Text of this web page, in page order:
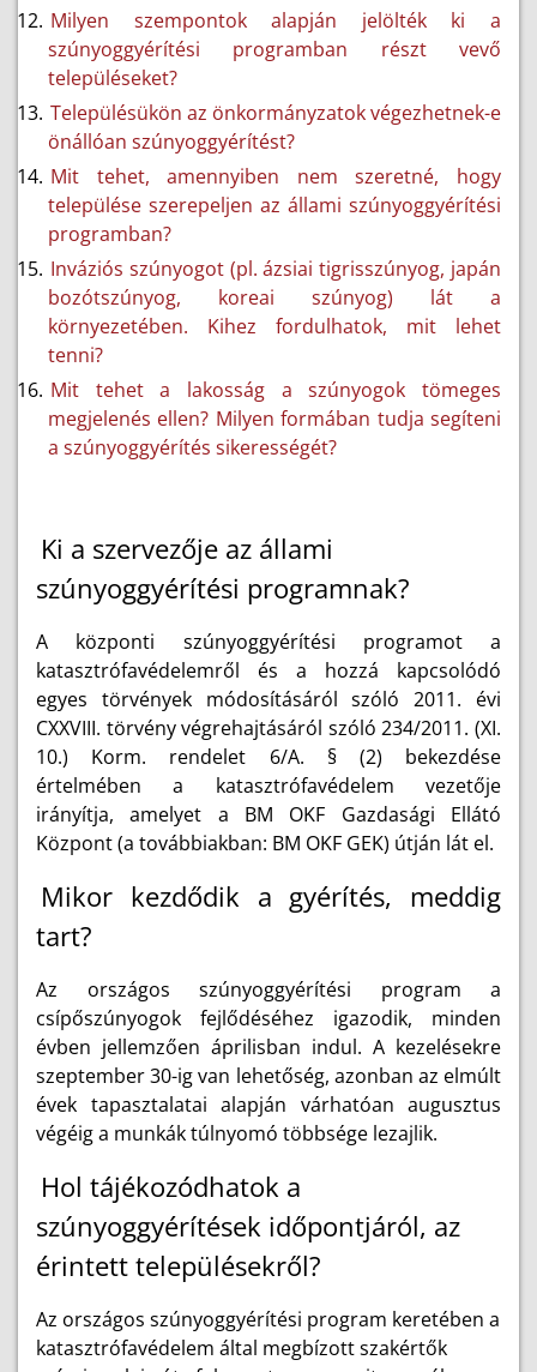
Milyen szempontok alapján jelölték ki a
szúnyoggyérítési programban részt vevő
településeket?
Településükön az önkormányzatok végezhetnek-e
önállóan szúnyoggyérítést?
Mit tehet, amennyiben nem szeretné, hogy
települése szerepeljen az állami szúnyoggyérítési
programban?
Inváziós szúnyogot (pl. ázsiai tigrisszúnyog, japán
bozótszúnyog, koreai szúnyog) lát a
környezetében. Kihez fordulhatok, mit lehet
tenni?
Mit tehet a lakosság a szúnyogok tömeges
megjelenés ellen? Milyen formában tudja segíteni
a szúnyoggyérítés sikerességét?
Ki a szervezője az állami
szúnyoggyérítési programnak?
A központi szúnyoggyérítési programot a
katasztrófavédelemről és a hozzá kapcsolódó
egyes törvények módosításáról szóló 2011. évi
CXXVIII. törvény végrehajtásáról szóló 234/2011. (XI.
10.) Korm. rendelet 6/A. § (2) bekezdése
értelmében a katasztrófavédelem vezetője
irányítja, amelyet a BM OKF Gazdasági Ellátó
Központ (a továbbiakban: BM OKF GEK) útján lát el.
Mikor kezdődik a gyérítés, meddig
tart?
Az országos szúnyoggyérítési program a
csípőszúnyogok fejlődéséhez igazodik, minden
évben jellemzően áprilisban indul. A kezelésekre
szeptember 30-ig van lehetőség, azonban az elmúlt
évek tapasztalatai alapján várhatóan augusztus
végéig a munkák túlnyomó többsége lezajlik.
Hol tájékozódhatok a
szúnyoggyérítések időpontjáról, az
érintett településekről?
Az országos szúnyoggyérítési program keretében a
katasztrófavédelem által megbízott szakértők